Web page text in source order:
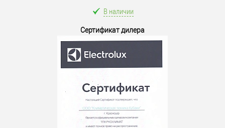
В наличии
Сертификат дилера